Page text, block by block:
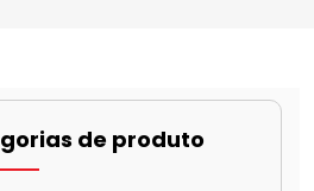
de produto